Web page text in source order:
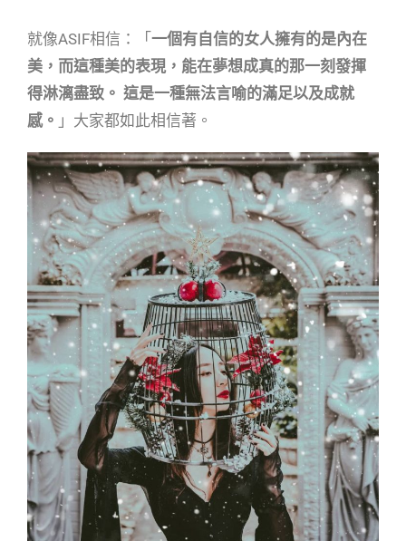
就像ASIF相信：「一個有自信的女人擁有的是內在
美，而這種美的表現，能在夢想成真的那一刻發揮
得淋漓盡致。 這是一種無法言喻的滿足以及成就
感。 」大家都如此相信著。